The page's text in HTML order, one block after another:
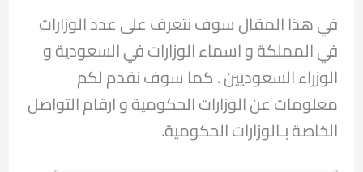
في هذا المقال سوف نتعرف على عدد الوزارات
في المملكة و اسماء الوزارات في السعودية و
الوزراء السعوديين . كما سوف نقدم لكم
معلومات عن الوزارات الحكومية و ارقام التواصل
الخاصة بـالوزارات الحكومية.